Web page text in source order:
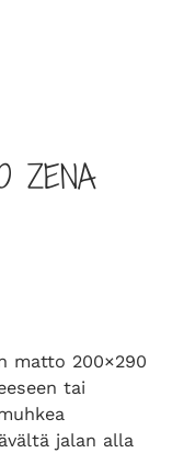
ZENA
matto 200×290
tai
jalan alla